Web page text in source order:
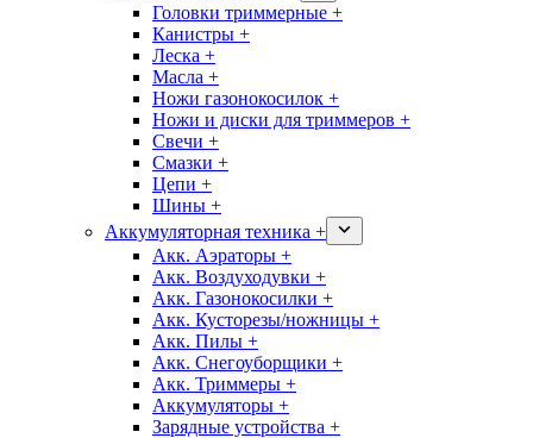
Головки триммерные +
Канистры +
Леска +
Масла +
Ножи газонокосилок +
Ножи и диски для триммеров +
Свечи +
Смазки +
Цепи +
Шины +
Аккумуляторная техника +
Акк. Аэраторы +
Акк. Воздуходувки +
Акк. Газонокосилки +
Акк. Кусторезы/ножницы +
Акк. Пилы +
Акк. Снегоуборщики +
Акк. Триммеры +
Аккумуляторы +
Зарядные устройства +